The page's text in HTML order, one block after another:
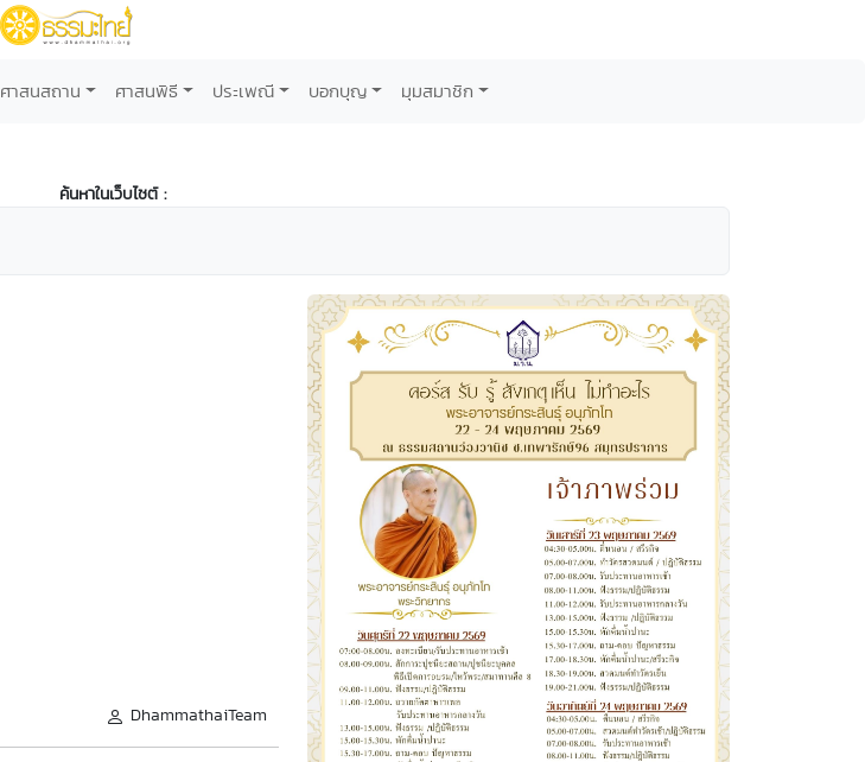
ศาสนสถาน ศาสนพิธี ประเพณี บอกบุญ มุมสมาชิก
ค้นหาในเว็บไซต์ :
DhammathaiTeam